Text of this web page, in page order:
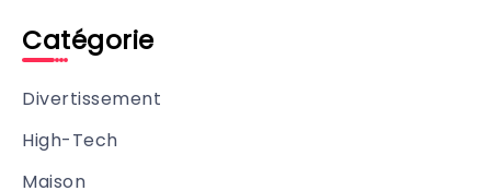
Catégorie
Divertissement
High-Tech
Maison